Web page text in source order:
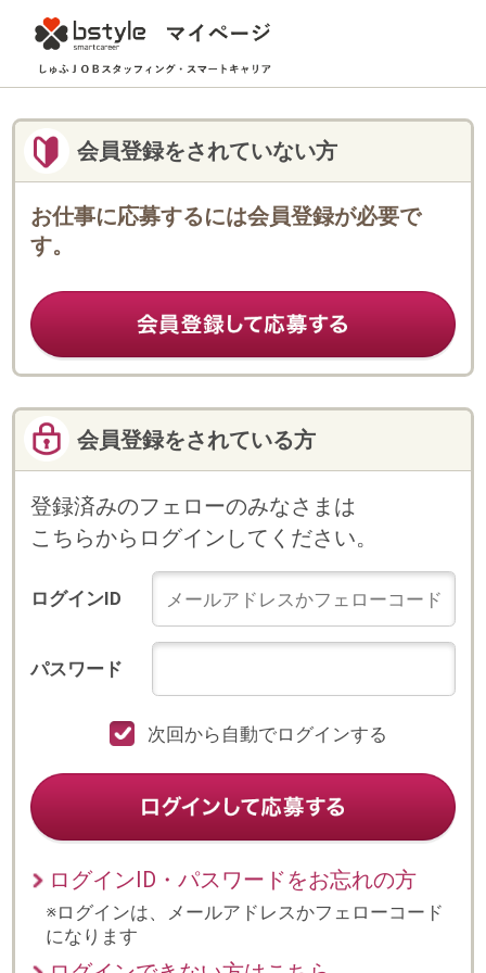
お仕事に応募するには会員登録が必要で
会員登録をされている方
登録済みのフェローのみなさまは
ログインID
次回から自動でログインする
ログインID・パスワードをお忘れの方
※ログインは、メールアドレスかフェローコード
になります
ログインできない方はこちら
プライバシーポリシー
© 2023 b-style smartcareer Inc.